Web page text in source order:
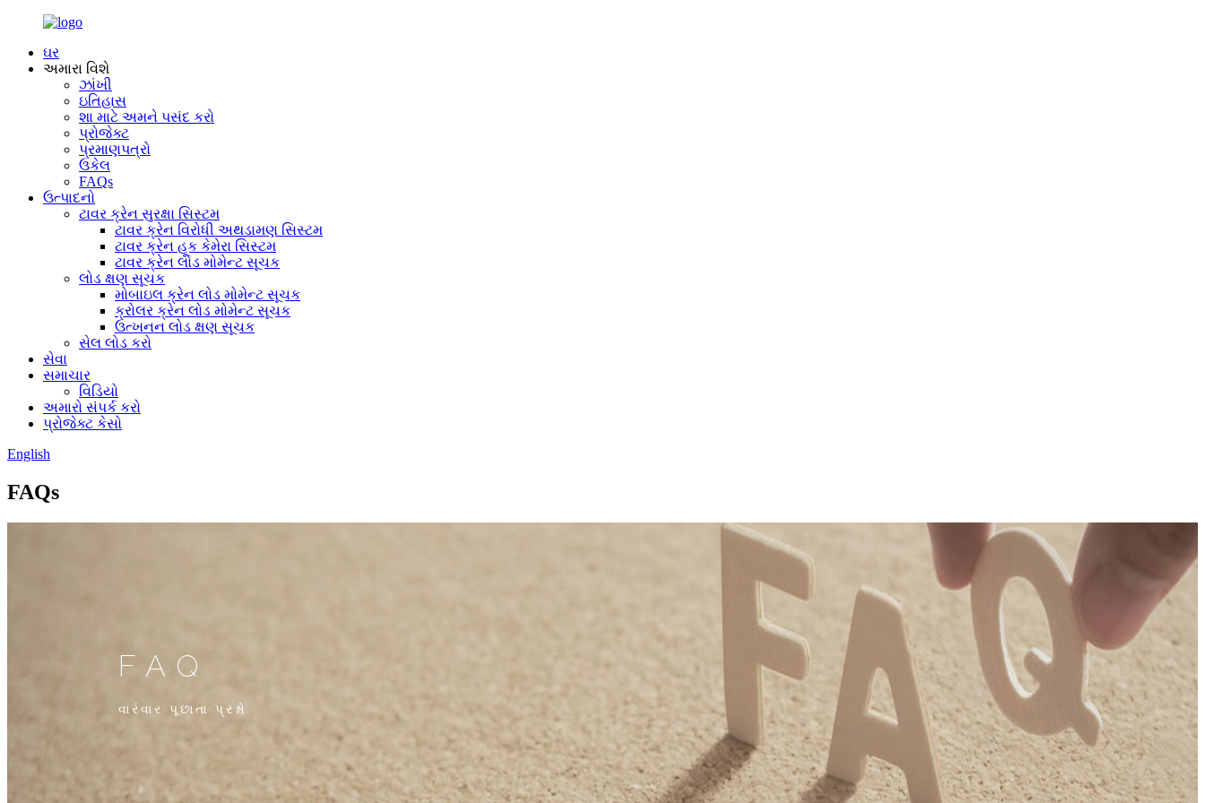
ઘર
અમારા વિશે
ઝાંખી
ઇતિહાસ
શા માટે અમને પસંદ કરો
પ્રોજેક્ટ
પ્રમાણપત્રો
ઉકેલ
FAQs
ઉત્પાદનો
ટાવર ક્રેન સુરક્ષા સિસ્ટમ
ટાવર ક્રેન વિરોધી અથડામણ સિસ્ટમ
ટાવર ક્રેન હૂક કેમેરા સિસ્ટમ
ટાવર ક્રેન લોડ મોમેન્ટ સૂચક
લોડ ક્ષણ સૂચક
મોબાઇલ ક્રેન લોડ મોમેન્ટ સૂચક
ક્રોલર ક્રેન લોડ મોમેન્ટ સૂચક
ઉત્ખનન લોડ ક્ષણ સૂચક
સેલ લોડ કરો
સેવા
સમાચાર
વિડિયો
અમારો સંપર્ક કરો
પ્રોજેક્ટ કેસો
English
FAQs
FAQ
વારંવાર પૂછાતા પ્રશ્નો